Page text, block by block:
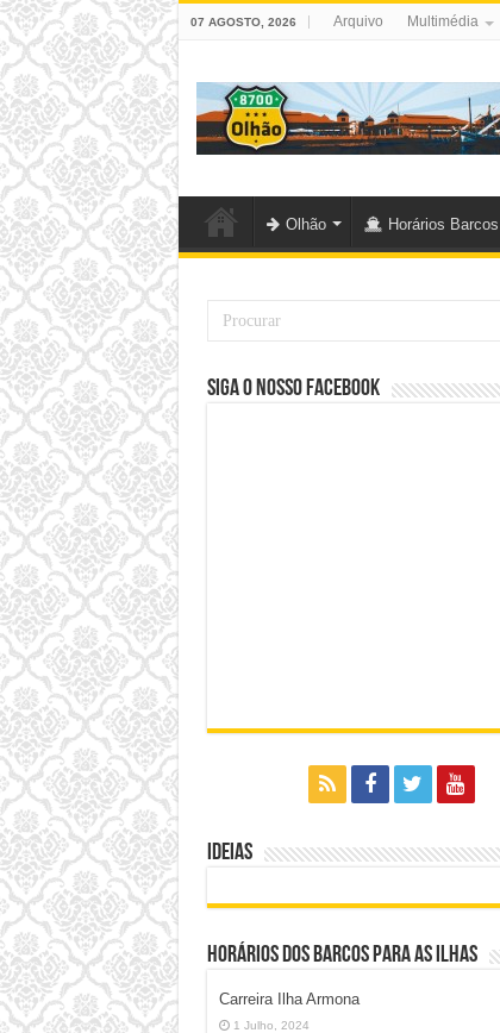
07 AGOSTO, 2026 Arquivo Multimédia
Olhão Horários
Siga o nosso Facebook
Ideias
Horários dos Barcos para as Ilhas
Carreira Ilha Armona
1 Julho, 2024